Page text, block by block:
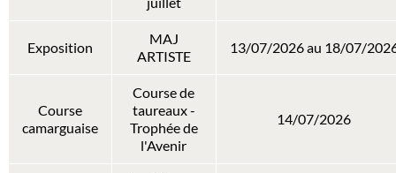
Exposition
MAJ
ARTISTE
13/07/2026 au 18/07/
Course
camarguaise
Course de
taureaux -
Trophée de
l'Avenir
14/07/2026